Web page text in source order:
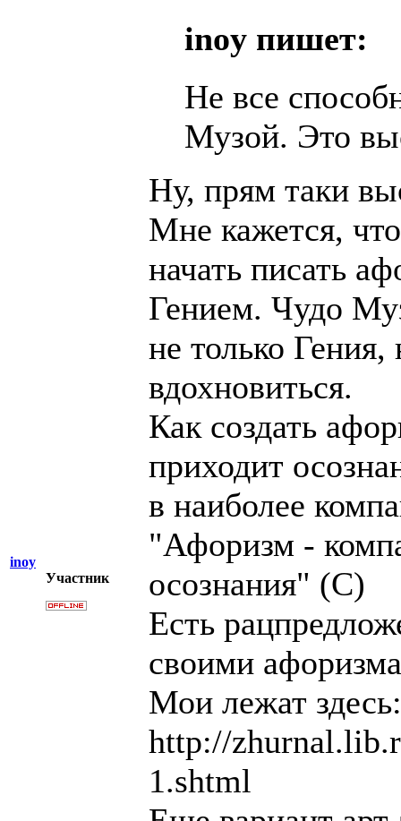
inoy
Участник
inoy пишет:
Не все
Музой. Это
Ну, прям таки
Мне кажется,
начать писать
Гением. Чудо
не только Гения,
вдохновиться.
Как создать
приходит
в наиболее
"Афоризм -
осознания" (С)
Есть
своими
Мои лежат здесь:
http://
1.shtml